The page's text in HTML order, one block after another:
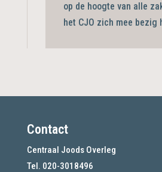
op de hoogte van alle
het CJO zich mee bezig
Contact
Centraal Joods Overleg
Tel. 020-3018496